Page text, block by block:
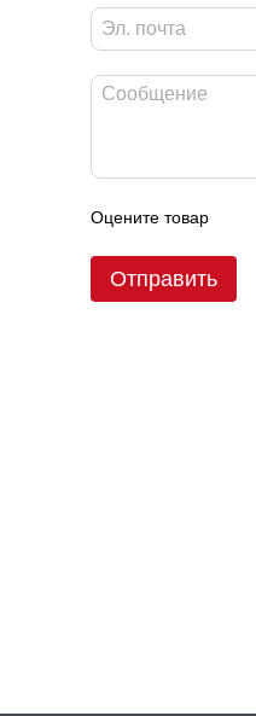
Оцените товар
Отправить